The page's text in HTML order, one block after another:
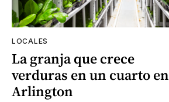
LOCALES
La granja que crece
verduras en un cuarto en
Arlington